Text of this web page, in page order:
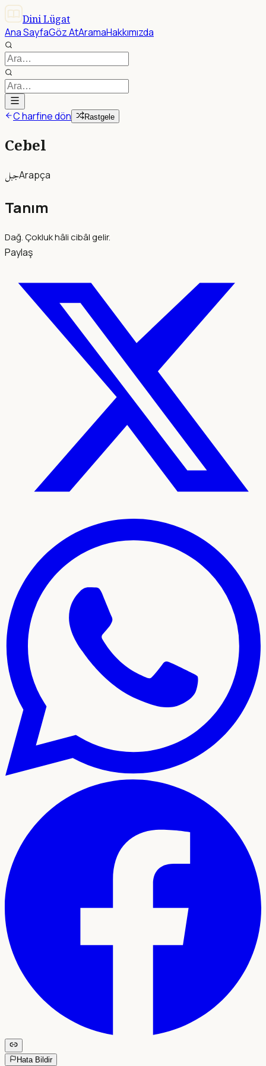
Dini Lügat
Ana SayfaGöz AtAramaHakkımızda
C harfine dön Rastgele
Cebel
جبلArapça
Tanım
Dağ. Çokluk hâli cibâl gelir.
Paylaş
Hata Bildir